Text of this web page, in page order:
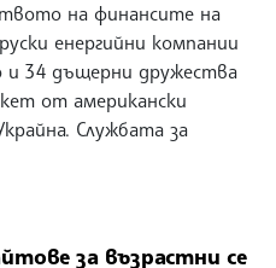
на финансите на
енергийни компании
и 34 дъщерни дружества
от американски
Службата за
за възрастни се